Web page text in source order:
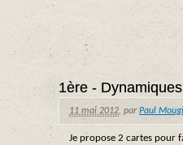
1ère -
11 mai 2012, par Paul
Je propose 2 cartes pour